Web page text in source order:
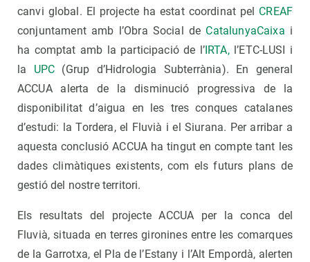
canvi global. El projecte ha estat coordinat pel CREAF
conjuntament amb l’Obra Social de CatalunyaCaixa i
ha comptat amb la participació de l’IRTA,l’ETC-LUSI i
la UPC (Grup d’Hidrologia Subterrània). En general
ACCUA alerta de la disminució progressiva de la
disponibilitat d’aigua en les tres conques catalanes
d’estudi: la Tordera, el Fluvià i el Siurana. Per arribar a
aquesta conclusió ACCUA ha tingut en compte tant les
dades climàtiques existents, com els futurs plans de
gestió del nostre territori.
Els resultats del projecte ACCUA per la conca del
Fluvià, situada en terres gironines entre les comarques
de la Garrotxa, el Pla de l’Estany i l’Alt Empordà, alerten